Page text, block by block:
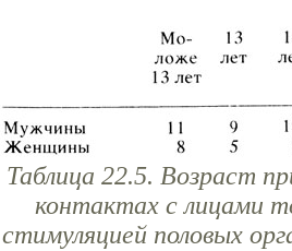
Таблица 22.5. Возраст
контактах с лицами
стимуляцией половых